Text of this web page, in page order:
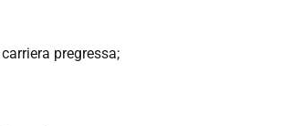
pregressa;